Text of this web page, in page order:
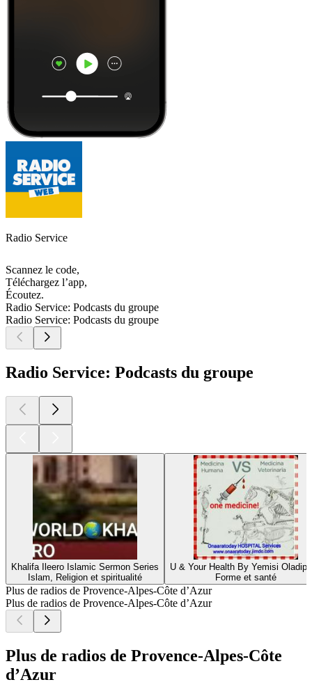
Radio Service
Scannez le code,
Téléchargez l’app,
Écoutez.
Radio Service: Podcasts du groupe
Radio Service: Podcasts du groupe
Radio Service: Podcasts du groupe
Khalifa Ileero Islamic Sermon Series
Islam, Religion et spiritualité
U & Your Health By Yemisi
Forme et santé
Plus de radios de Provence-Alpes-Côte d’Azur
Plus de radios de Provence-Alpes-Côte d’Azur
Plus de radios de Provence-Alpes-Côte
d’Azur